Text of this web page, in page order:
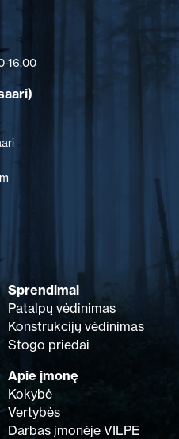
FI
16.00
Sprendimai
Patalpų vėdinimas
Konstrukcijų vėdinimas
Stogo priedai
Apie įmonę
Kokybė
Vertybės
Darbas įmonėje VILPE